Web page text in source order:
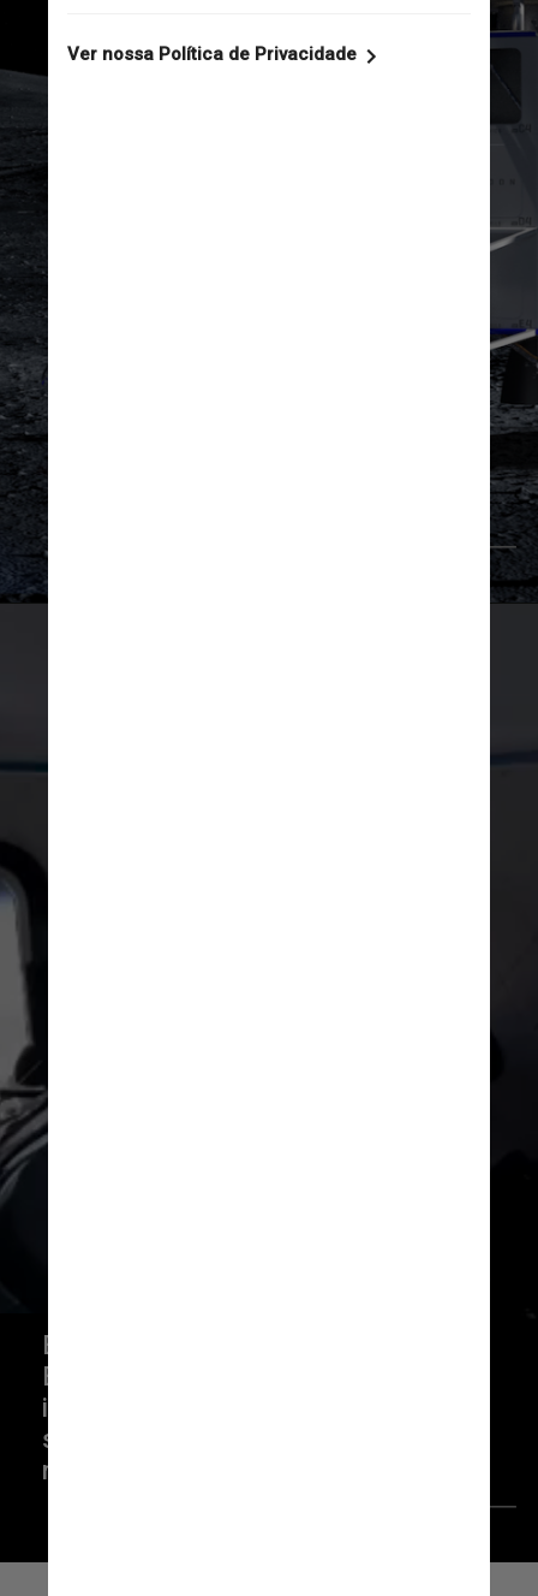
Em um vídeo de apresentação,
Bezos sugere que os
interessados acompanhem o
site da Blue Origin para ter